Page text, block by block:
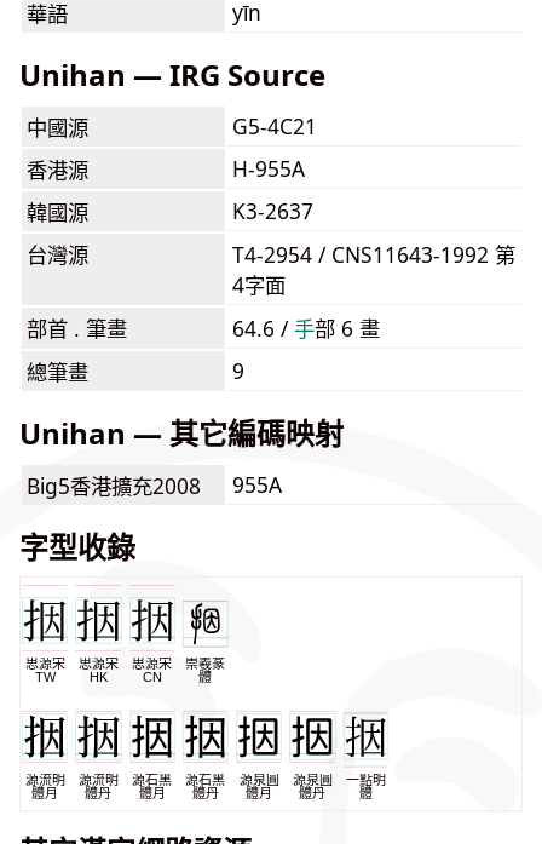
華語
yīn
Unihan — IRG Source
中國源
G5-4C21
香港源
H-955A
韓國源
K3-2637
台灣源
T4-2954 / CNS11643-1992 第
4字面
部首 . 筆畫
64.6 /⼿部 6 畫
總筆畫
9
Unihan — 其它編碼映射
Big5香港擴充2008 955A
字型收錄
思源宋
TW
思源宋
HK
思源宋
CN
崇羲篆
體
源流明
體月
源流明
體丹
源石黑
體月
源石黑
體丹
源泉圓
體月
源泉圓
體丹
一點明
體